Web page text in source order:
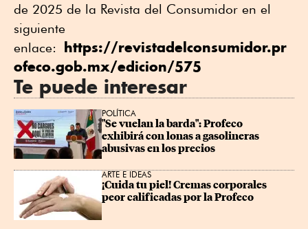
de 2025 de la Revista del Consumidor en el
siguiente
enlace: https://revistadelconsumidor.pr
ofeco.gob.mx/edicion/575
Te puede interesar
POLÍTICA
"Se vuelan la barda": Profeco
exhibirá con lonas a gasolineras
abusivas en los precios
ARTE E IDEAS
¡Cuida tu piel! Cremas corporales
peor calificadas por la Profeco